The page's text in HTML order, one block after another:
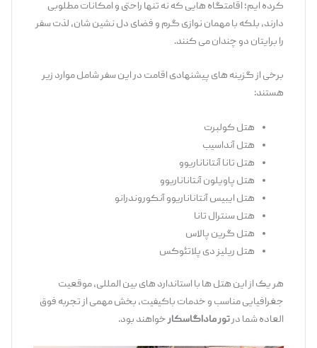
کرده ‌ایم؛ اقامتگاه‌ هایی که نه ‌تنها راحتی و امکانات مطلوبی
دارند، بلکه با مهمان ‌نوازی گرم و فضای دل ‌نشین ‌شان، لذت سفر
را برایتان دو چندان می‌ کنند.
برخی از گزینه‌ های پیشنهادی اقامت در این سفر شامل موارد زیر
هستند:
هتل کولبرت
هتل آنداسیب
هتل تانا آنتاناناریوو
هتل پاویلون آنتاناناریوو
هتل ایبیس آنتاناناریوو آنکوروندرانو
هتل سنترال تانا
هتل گرین پالاس
هتل ریلیز دی پلاتئوکس
هر یک از این هتل ‌ها با استاندارد های بین ‌المللی، موقعیت
جغرافیایی مناسب و خدمات باکیفیت، بخش مهمی از تجربه فوق
‌العاده شما درتور ماداگاسکارخواهند بود.